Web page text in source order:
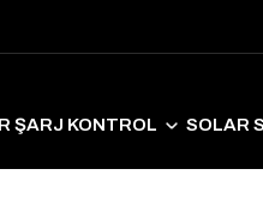
ŞARJ KONTROL SOLAR